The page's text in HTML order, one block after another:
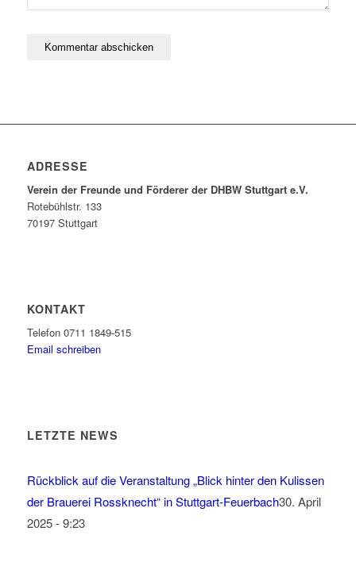
ADRESSE
Verein der Freunde und Förderer der DHBW Stuttgart e.V.
Rotebühlstr. 133
70197 Stuttgart
KONTAKT
Telefon 0711 1849-515
Email schreiben
LETZTE NEWS
Rückblick auf die Veranstaltung „Blick hinter den Kulissen
der Brauerei Rossknecht“ in Stuttgart-Feuerbach30. April
2025 - 9:23